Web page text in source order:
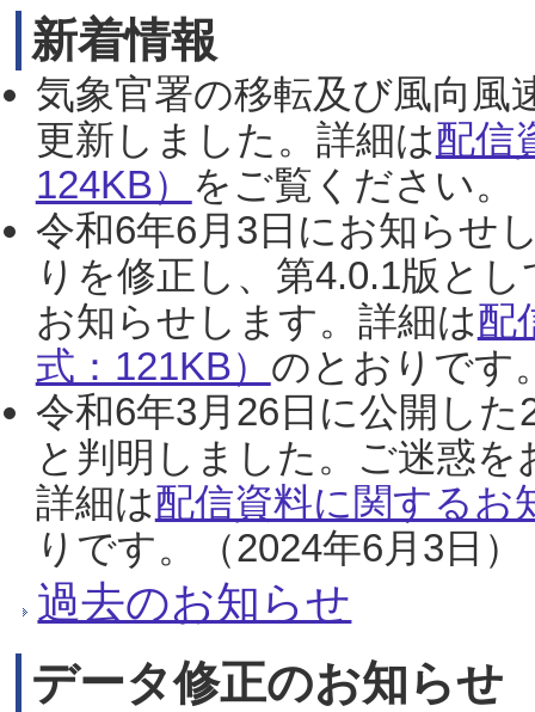
新着情報
気象官署の移転及び風向風
更新しました。詳細は配信
124KB） をご覧ください。
令和6年6月3日にお知らせ
りを修正し、第4.0.1版と
お知らせします。詳細は配
式：121KB） のとおりです
令和6年3月26日に公開し
と判明しました。ご迷惑
詳細は配信資料に関するお
りです。（2024年6月3日）
過去のお知らせ
データ修正のお知らせ